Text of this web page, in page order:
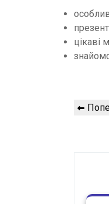
цікаві